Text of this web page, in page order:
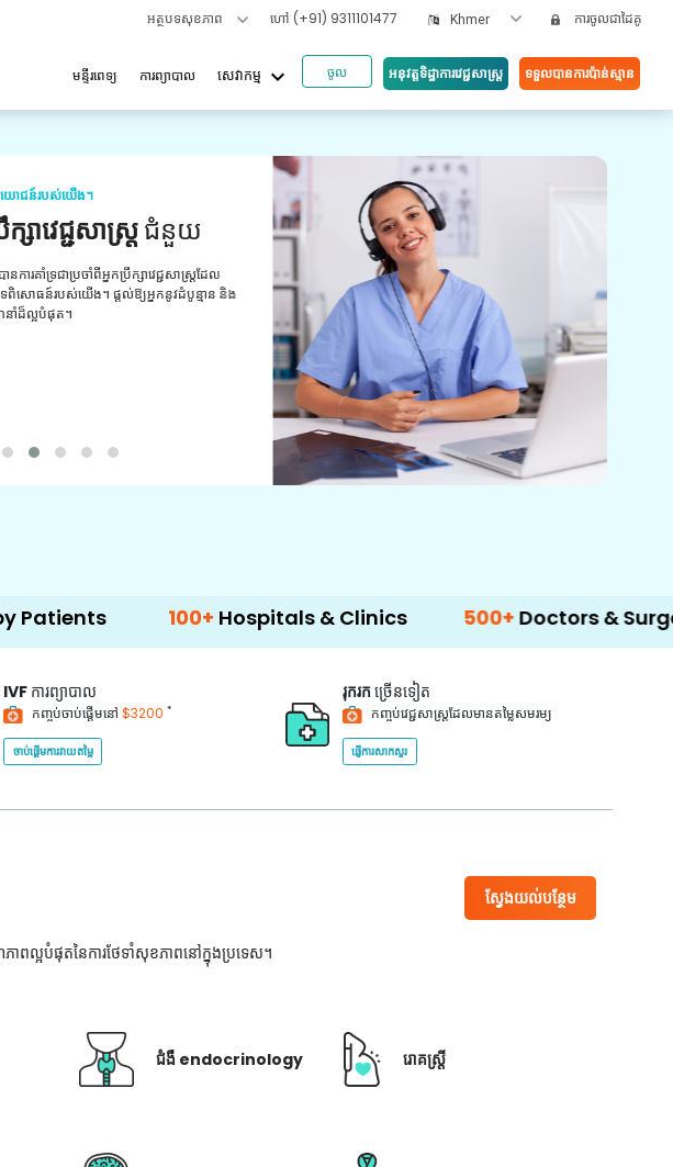
អត្ថបទសុខភាព ហៅ (+91) 9311101477 Khmer ការចូលជាដៃគូ
មន្ទីរពេទ្យ ការព្យាបាល សេវាកម្ម keyboard_arrow_down ចូល អនុវត្តទិដ្ឋាការវេជ្ជសាស្រ្ត ទទួលបានការប៉ាន់ស្មាន
យោជន៍របស់យើង។
សាវេជ្ជសាស្ត្រជំនួយ
ការគាំទ្រជាប្រចាំពីអ្នកប្រឹក្សាវេជ្ជសាស្ត្រដែល
ពិសោធន៍របស់យើង។ ផ្តល់ឱ្យអ្នកនូវដំបូន្មាន និង
នាំដ៏ល្អបំផុត។
100+Hospitals & Clinics 500+Doctors & Surgeons
IVF ការព្យាបាល
កញ្ចប់ចាប់ផ្តើមនៅ $3200 *
ចាប់ផ្តើមការវាយតម្លៃ
រុករក ច្រើនទៀត
កញ្ចប់វេជ្ជសាស្ត្រដែលមានតម្លៃសមរម្យ
ផ្ញើការសាកសួរ
ស្វែងយល់បន្ថែម
ាពល្អបំផុតនៃការថែទាំសុខភាពនៅក្នុងប្រទេស។
ជំងឺ endocrinology រោគស្ត្រី